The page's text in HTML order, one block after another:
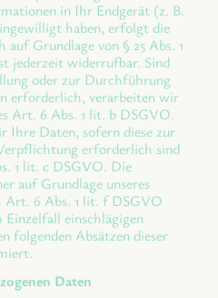
in Ihr Endgerät (z. B.
haben, erfolgt die
Grundlage von § 25 Abs. 1
jederzeit widerrufbar. Sind
oder zur Durchführung
erforderlich, verarbeiten wir
Art. 6 Abs. 1 lit. b DSGVO.
Ihre Daten, sofern diese zur
erforderlich sind
1 lit. c DSGVO. Die
auf Grundlage unseres
Art. 6 Abs. 1 lit. f DSGVO
einschlägigen
folgenden Absätzen dieser
Daten